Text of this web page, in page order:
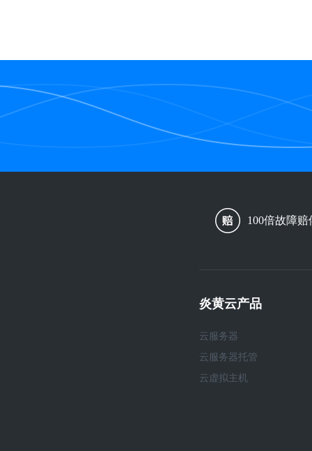
100倍故障赔
炎黄云产品
云服务器
云服务器托管
云虚拟主机